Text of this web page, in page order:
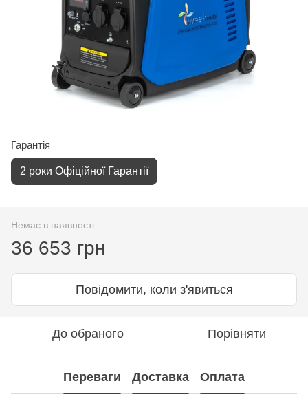
Гарантія
2 роки Офіційної Гарантії
Немає в наявності
36 653 грн
Повідомити, коли з'явиться
До обраного Порівняти
Переваги Доставка Оплата